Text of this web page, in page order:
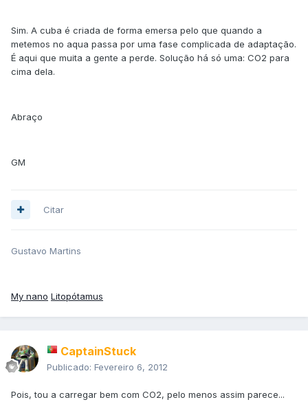
Sim. A cuba é criada de forma emersa pelo que quando a
metemos no aqua passa por uma fase complicada de adaptação.
É aqui que muita a gente a perde. Solução há só uma: CO2 para
cima dela.
Abraço
GM
Citar
Gustavo Martins
My nano Litopótamus
CaptainStuck
Publicado: Fevereiro 6, 2012
Pois, tou a carregar bem com CO2, pelo menos assim parece...